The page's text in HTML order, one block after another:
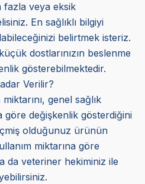
fazla veya eksik
En sağlıklı bilgiyi
belirtmek isteriz.
dostlarınızın beslenme
gösterebilmektedir.
Verilir?
genel sağlık
göre değişkenlik gösterdiğini
olduğunuz ürünün
miktarına göre
da veteriner hekiminiz ile